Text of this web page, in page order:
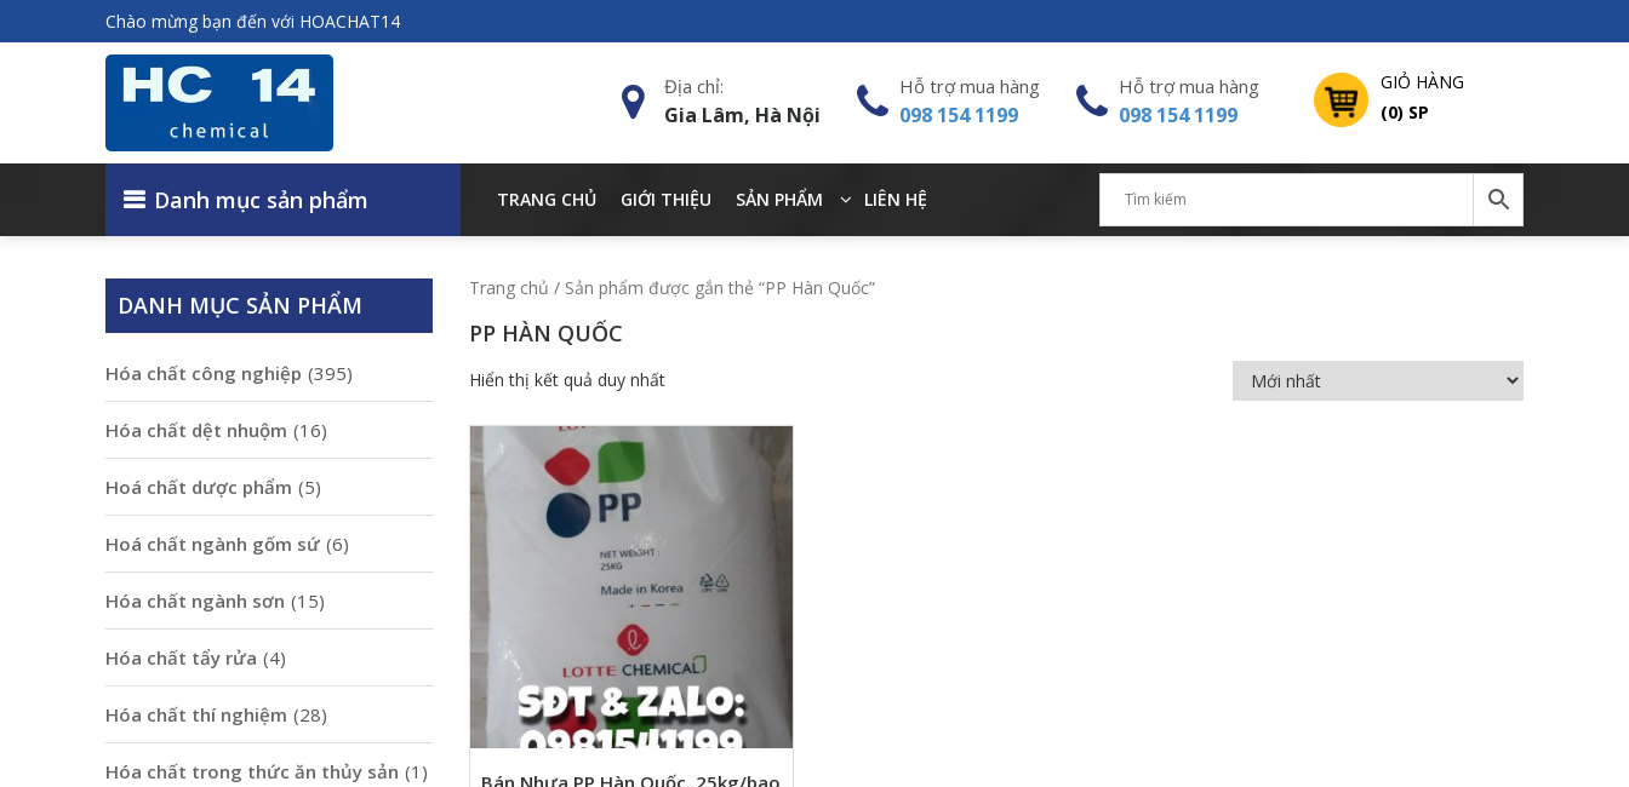
Chào mừng bạn đến với HOACHAT14
GIỎ HÀNG
(0) SP
Địa chỉ:
Gia Lâm, Hà Nội
Hỗ trợ mua hàng
098 154 1199
Hỗ trợ mua hàng
098 154 1199
Danh mục sản phẩm TRANG CHỦ GIỚI THIỆU SẢN PHẨM LIÊN HỆ
Trang chủ / Sản phẩm được gắn thẻ “PP Hàn Quốc”
PP HÀN QUỐC
Hiển thị kết quả duy nhất
Bán Nhựa PP Hàn Quốc, 25kg/bao
DANH MỤC SẢN PHẨM
Hóa chất công nghiệp (395)
Hóa chất dệt nhuộm (16)
Hoá chất dược phẩm (5)
Hoá chất ngành gốm sứ (6)
Hóa chất ngành sơn (15)
Hóa chất tẩy rửa (4)
Hóa chất thí nghiệm (28)
Hóa chất trong thức ăn thủy sản (1)